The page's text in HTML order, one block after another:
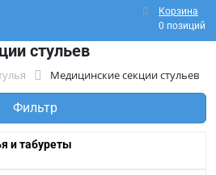
Корзина
0 позиций
стульев
Медицинские секции стульев
Фильтр
и табуреты